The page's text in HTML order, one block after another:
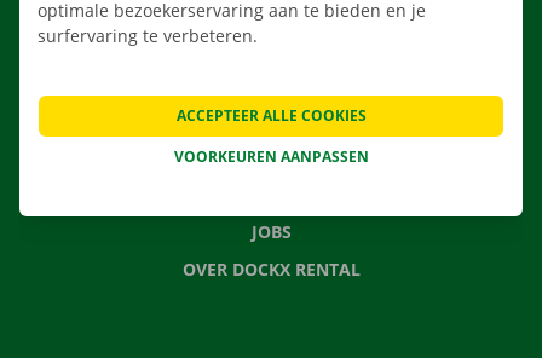
VEELGESTELDE VRAGEN
NIEUWS
JOBS
OVER DOCKX RENTAL
optimale bezoekerservaring aan te bieden en je
surfervaring te verbeteren.
VOORKEUREN AANPASSEN
ACCEPTEER ALLE COOKIES